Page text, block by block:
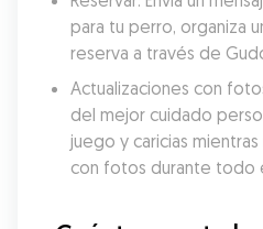
para tu perro, organiza
reserva a través de
Actualizaciones con
del mejor cuidado
juego y caricias
con fotos durante todo